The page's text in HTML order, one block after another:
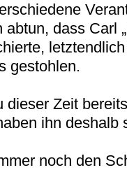
dass Carl
gestohlen.
dieser Zeit
ihn deshalb
noch den